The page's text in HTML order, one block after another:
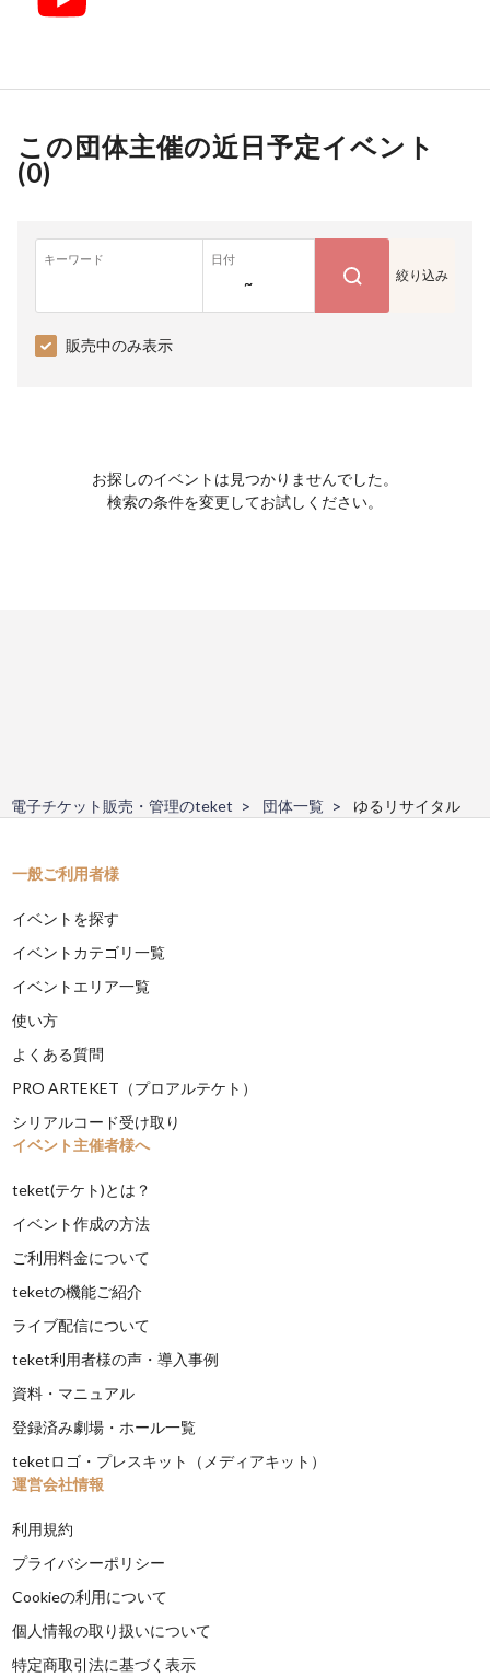
この団体主催の近日予定イベント
(0)
キーワード 日付
~ 絞り込み
販売中のみ表示
お探しのイベントは見つかりませんでした。
検索の条件を変更してお試しください。
電子チケット販売・管理のteket 団体一覧 ゆるリサイタル
一般ご利用者様
イベントを探す
イベントカテゴリ一覧
イベントエリア一覧
使い方
よくある質問
PRO ARTEKET（プロアルテケト）
シリアルコード受け取り
イベント主催者様へ
teket(テケト)とは？
イベント作成の方法
ご利用料金について
teketの機能ご紹介
ライブ配信について
teket利用者様の声・導入事例
資料・マニュアル
登録済み劇場・ホール一覧
teketロゴ・プレスキット（メディアキット）
運営会社情報
利用規約
プライバシーポリシー
Cookieの利用について
個人情報の取り扱いについて
特定商取引法に基づく表示